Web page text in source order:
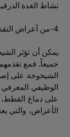
نشاط الغدة
4-من أعراض التقدم في السن إذا كانت قطتك من كبار السن
يمكن أن تؤثر
جميعاً. فمع
الشيخوخة على
على دماغ
الأعراض، والتي